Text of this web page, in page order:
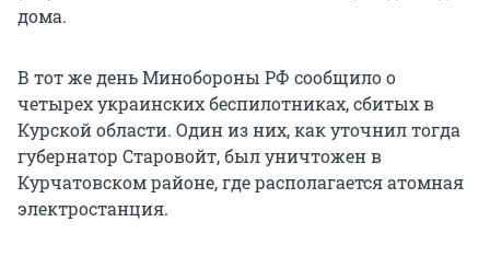
дома.
В тот же день Минобороны РФ сообщило о
четырех украинских беспилотниках, сбитых в
Курской области. Один из них, как уточнил тогда
губернатор Старовойт, был уничтожен в
Курчатовском районе, где располагается атомная
электростанция.